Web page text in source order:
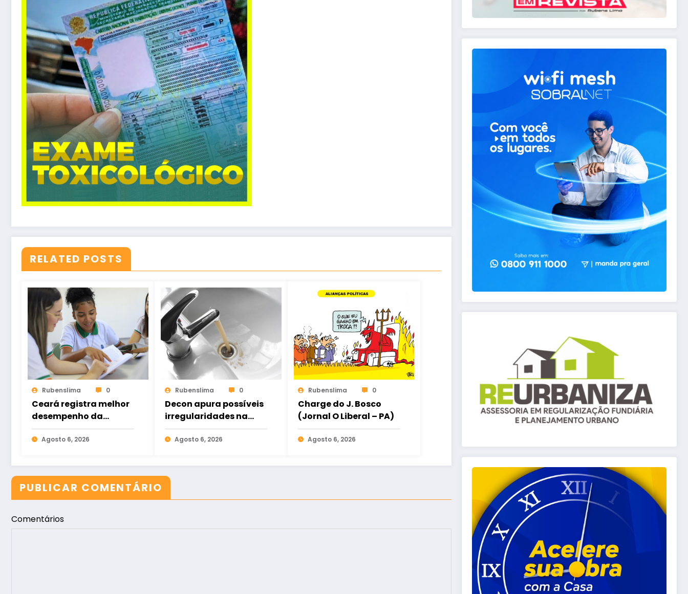
RELATED POSTS
Rubenslima 0
Ceará registra melhor
desempenho da
história no Ensino
Médio e bate recorde
Agosto 6, 2026
Rubenslima 0
Decon apura possíveis
irregularidades na
qualidade da água
distribuída aos
Agosto 6, 2026
Rubenslima 0
Charge do J. Bosco
(Jornal O Liberal – PA)
Agosto 6, 2026
PUBLICAR COMENTÁRIO
Comentários